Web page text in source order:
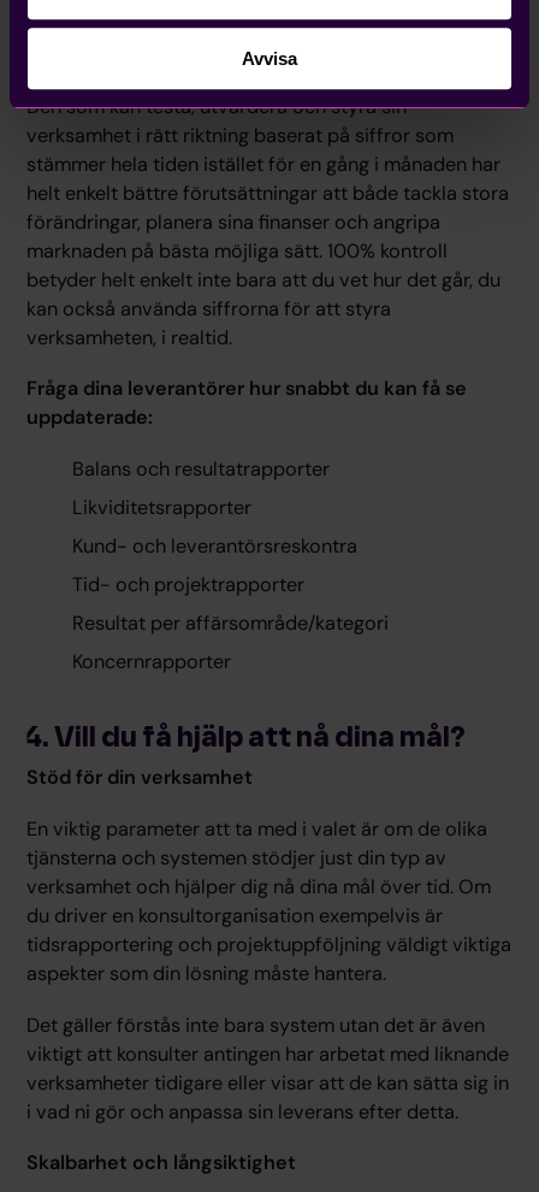
Avvisa
mindre i realtid och tar beslut baserat på detta blir
det en viktig konkurrensfördel.
Den som kan testa, utvärdera och styra sin
verksamhet i rätt riktning baserat på siffror som
stämmer hela tiden istället för en gång i månaden har
helt enkelt bättre förutsättningar att både tackla stora
förändringar, planera sina finanser och angripa
marknaden på bästa möjliga sätt. 100% kontroll
betyder helt enkelt inte bara att du vet hur det går, du
kan också använda siffrorna för att styra
verksamheten, i realtid.
Fråga dina leverantörer hur snabbt du kan få se
uppdaterade:
Balans och resultatrapporter
Likviditetsrapporter
Kund- och leverantörsreskontra
Tid- och projektrapporter
Resultat per affärsområde/kategori
Koncernrapporter
4. Vill du få hjälp att nå dina mål?
Stöd för din verksamhet
En viktig parameter att ta med i valet är om de olika
tjänsterna och systemen stödjer just din typ av
verksamhet och hjälper dig nå dina mål över tid. Om
du driver en konsultorganisation exempelvis är
tidsrapportering och projektuppföljning väldigt viktiga
aspekter som din lösning måste hantera.
Det gäller förstås inte bara system utan det är även
viktigt att konsulter antingen har arbetat med liknande
verksamheter tidigare eller visar att de kan sätta sig in
i vad ni gör och anpassa sin leverans efter detta.
Skalbarhet och långsiktighet